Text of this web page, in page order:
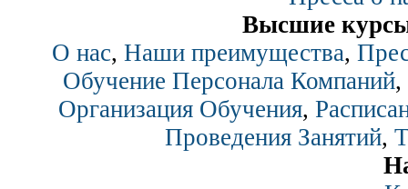
Высшие
О нас, Наши преимущества,
Обучение Персонала Компаний,
Организация Обучения,
Проведения Занятий,